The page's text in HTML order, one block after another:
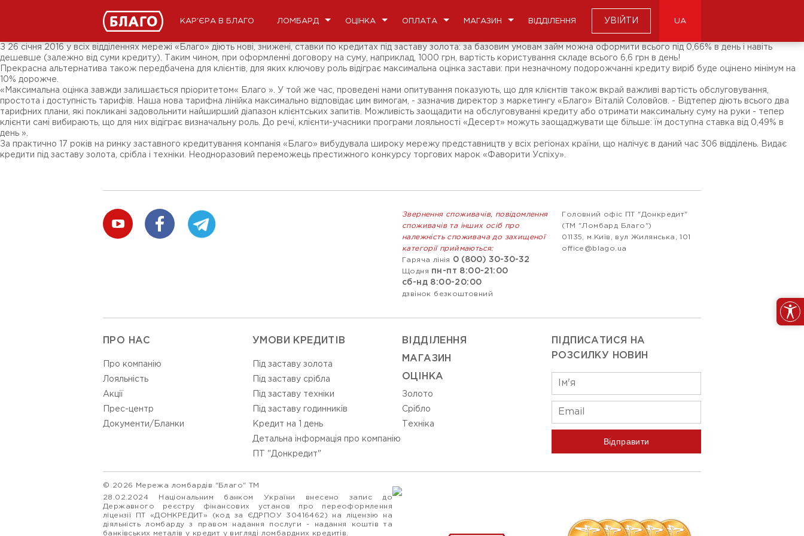
КАР'ЄРА В БЛАГО ЛОМБАРД ОЦІНКА ОПЛАТА МАГАЗИН ВІДДІЛЕННЯ УВІЙТИ UA
Подписчикам соц-сетей
З 26 січня 2016 у всіх відділеннях мережі «Благо» діють нові, знижені, ставки по кредитах під заставу золота: за базовим умовам займ можна оформити всього під 0,66% в день і навіть
дешевше (залежно від суми кредиту). Таким чином, при оформленні договору на суму, наприклад, 1000 грн, вартість користування складе всього 6,6 грн в день!
Прекрасна альтернатива також передбачена для клієнтів, для яких ключову роль відіграє максимальна оцінка застави: при незначному подорожчанні кредиту виріб буде оцінено мінімум на
10% дорожче.
«Максимальна оцінка завжди залишається пріоритетом« Благо ». У той же час, проведені нами опитування показують, що для клієнтів також вкрай важливі вартість обслуговування,
простота і доступність тарифів. Наша нова тарифна лінійка максимально відповідає цим вимогам, - зазначив директор з маркетингу «Благо» Віталій Соловйов. - Відтепер діють всього два
тарифних плани, які покликані задовольнити найширший діапазон клієнтських запитів. Можливість заощадити на обслуговуванні кредиту або отримати максимальну суму на руки - тепер
клієнти самі вибирають, що для них відіграє визначальну роль. До речі, клієнти-учасники програми лояльності «Десерт» можуть заощаджувати ще більше: їм доступна ставка від 0,49% в
день ».
За практично 17 років на ринку заставного кредитування компанія «Благо» вибудувала широку мережу представництв у всіх регіонах країни, що налічує в даний час 306 відділень. Видає
кредити під заставу золота, срібла і техніки. Неодноразовий переможець престижного конкурсу торгових марок «Фаворити Успіху».
Звернення споживачів, повідомлення
споживачів та інших осіб про
належність споживача до захищеної
категорії приймаються:
Гаряча лінія
0 (800) 30-30-32
Щодня пн-пт 8:00-21:00
сб-нд 8:00-20:00
дзвінок безкоштовний
Головний офіс ПТ "Донкредит"
(ТМ "Ломбард Благо")
01135, м.Київ, вул Жилянська, 101
office@blago.ua
ПРО НАС
Про компанію
Лояльність
Акції
Прес-центр
Документи/Бланки
УМОВИ КРЕДИТІВ
Під заставу золота
Під заставу срібла
Під заставу техніки
Під заставу годинників
Кредит на 1 день
Детальна інформація про компанію
ПТ "Донкредит"
ВIДДIЛЕННЯ
МАГАЗИН
ОЦIНКА
Золото
Срiбло
Технiка
ПІДПИСАТИСЯ НА
РОЗСИЛКУ НОВИН
Відправити
© 2026 Мережа ломбардів "Благо" ТМ
28.02.2024 Національним банком України внесено запис до
Державного реєстру фінансових установ про переоформлення
ліцензії ПТ «ДОНКРЕДИТ» (код за ЄДРПОУ 30416462) на ліцензію на
діяльність ломбарду з правом надання послуги - надання коштів та
банківських металів у кредит у вигляді ломбардних кредитів.